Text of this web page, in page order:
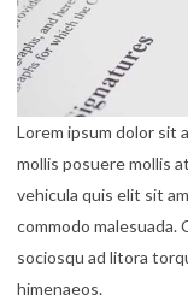
Lorem ipsum dolor sit
mollis posuere mollis
vehicula quis elit sit
commodo
sociosqu ad litora
himenaeos.